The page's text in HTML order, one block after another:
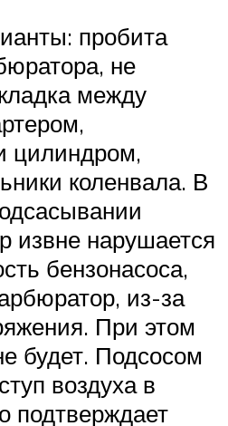
пробита
не
между
цилиндром,
коленвала. В
извне нарушается
бензонасоса,
из-за
При этом
будет. Подсосом
воздуха в
подтверждает